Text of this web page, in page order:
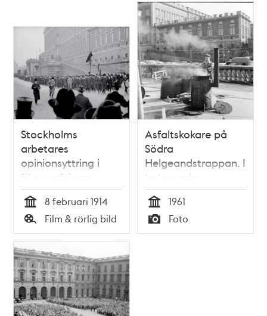
Stockholms
arbetares
opinionsyttring i
försvarsfrågan
Tid
8 februari 1914
Typ
Film & rörlig bild
Asfaltskokare på
Södra
Helgeandstrappan. I
bakgrunden
Lejonbacken och
Stockholms slott
Tid
1961
Typ
Foto